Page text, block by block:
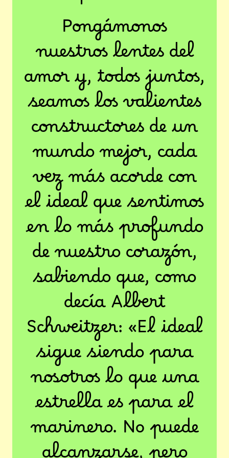
Pongámonos
nuestros lentes del
amor y, todos juntos,
seamos los valientes
constructores de un
mundo mejor, cada
vez más acorde con
el ideal que sentimos
en lo más profundo
de nuestro corazón,
sabiendo que, como
decía Albert
Schweitzer: «El ideal
sigue siendo para
nosotros lo que una
estrella es para el
marinero. No puede